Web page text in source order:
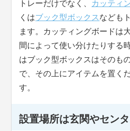
トレーだけでなく、 カッティ
くはブック型ボックスなども
ます。カッティングボードは
間によって使い分けたりする
はブック型ボックスはそのも
で、その上にアイテムを置く
す。
設置場所は玄関やセン